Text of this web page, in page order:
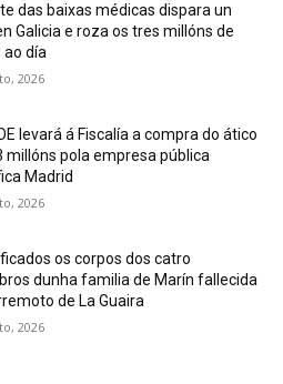
das baixas médicas dispara un
Galicia e roza os tres millóns de
ao día
2026
levará á Fiscalía a compra do ático
millóns pola empresa pública
Madrid
2026
os corpos dos catro
dunha familia de Marín fallecida
de La Guaira
2026